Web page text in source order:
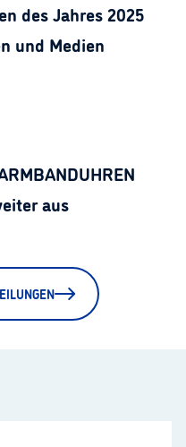
des Jahres 2025
und Medien
aus